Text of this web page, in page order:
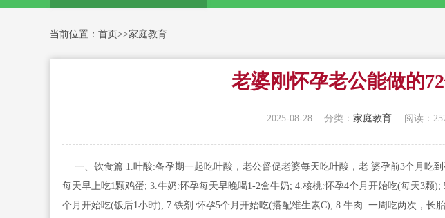
当前位置： 首页>>家庭教育
老婆刚怀孕老公能做的
2025-08-28 分类：家庭教育 阅读：
一、饮食篇 1.叶酸:备孕期一起吃叶酸，老公督促老婆每天吃叶酸，老 婆孕前3个月吃
每天早上吃1颗鸡蛋; 3.牛奶:怀孕每天早晚喝1-2盒牛奶; 4.核桃:怀孕4个月开始吃(每天3颗
个月开始吃(饭后1小时); 7.铁剂:怀孕5个月开始吃(搭配维生素C); 8.牛肉: 一周吃两次，长